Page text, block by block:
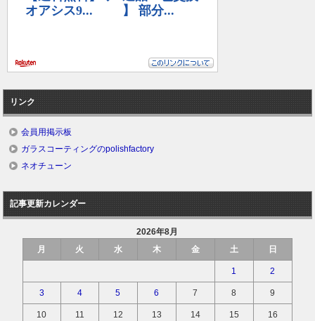
リンク
会員用掲示板
ガラスコーティングのpolishfactory
ネオチューン
記事更新カレンダー
2026年8月
月
火 水 木 金 土 日
1 2
3 4 5 6 7 8 9
10 11 12 13 14 15 16